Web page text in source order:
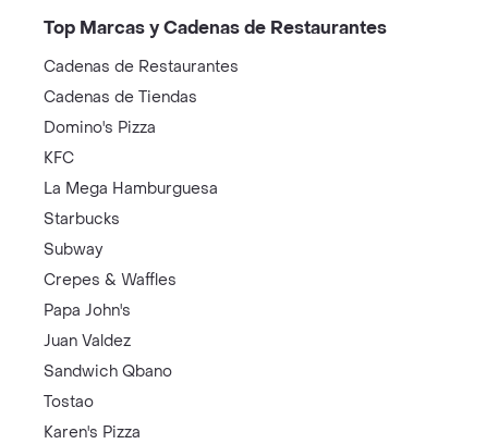
Top Marcas y Cadenas de Restaurantes
Cadenas de Restaurantes
Cadenas de Tiendas
Domino's Pizza
KFC
La Mega Hamburguesa
Starbucks
Subway
Crepes & Waffles
Papa John's
Juan Valdez
Sandwich Qbano
Tostao
Karen's Pizza